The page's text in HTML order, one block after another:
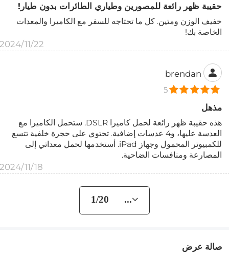
حقيبة ظهر رائعة للمصورين وطياري الطائرات بدون طيار!
خفيف الوزن ومتين. كل ما تحتاجه للسفر مع الكاميرا والمعدات
الخاصة بك!
2024/11/22
brendan
5
مذهل
هذه حقيبة ظهر رائعة لحمل كاميرا DSLR. ستحمل الكاميرا مع
العدسة عليها، و4 عدسات إضافية. تحتوي على حجرة خلفية تتسع
للكمبيوتر المحمول وجهاز iPad. أستخدمها لحمل معداتي إلى
المصارعة ومنافسات الضاحية.
2024/11/18
... 1/20
صالة عرض